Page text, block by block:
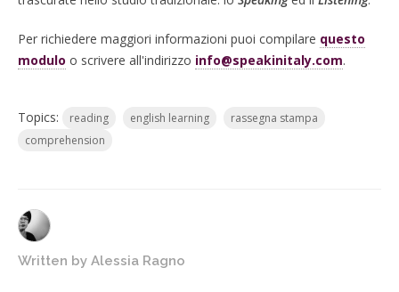
Per richiedere maggiori informazioni puoi compilare questo
modulo o scrivere all'indirizzo info@speakinitaly.com.
Topics: reading english learning
rassegna stampa
comprehension
Written by Alessia Ragno